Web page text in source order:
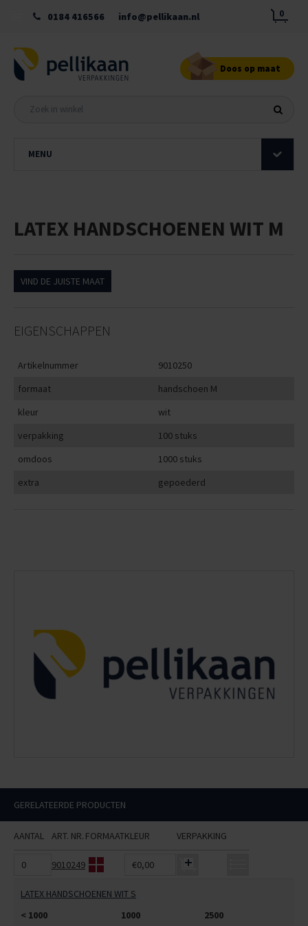
0184 416566 info@pellikaan.nl 0
Doos op maat
MENU
LATEX HANDSCHOENEN WIT M
VIND DE JUISTE MAAT
EIGENSCHAPPEN
Artikelnummer
9010250
formaat
handschoen M
kleur
wit
verpakking
100 stuks
omdoos
1000 stuks
extra
gepoederd
GERELATEERDE PRODUCTEN
AANTAL ART. NR. FORMAATKLEUR VERPAKKING
9010249 €0,00
LATEX HANDSCHOENEN WIT S
< 1000
1000
2500